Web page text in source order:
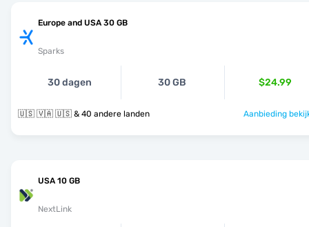
Europe and USA 30 GB
Sparks
30 dagen 30 GB $24.99
🇺🇸 🇻🇦 🇺🇸 & 40 andere landen Aanbieding
USA 10 GB
NextLink